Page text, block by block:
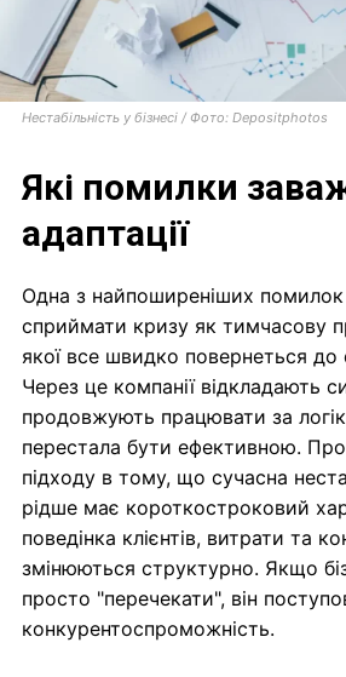
Нестабільність у бізнесі / Фото: Depositphotos
Які помилки
адаптації
Одна з найпоширеніших
сприймати кризу як тимчасову
якої все швидко повернеться до
Через це компанії відкладають
продовжують працювати за
перестала бути ефективною.
підходу в тому, що сучасна
рідше має короткостроковий
поведінка клієнтів, витрати та
змінюються структурно. Якщо
просто "перечекати", він
конкурентоспроможність.